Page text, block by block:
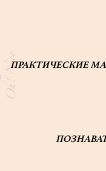
ПРАКТИЧЕСКИЕ